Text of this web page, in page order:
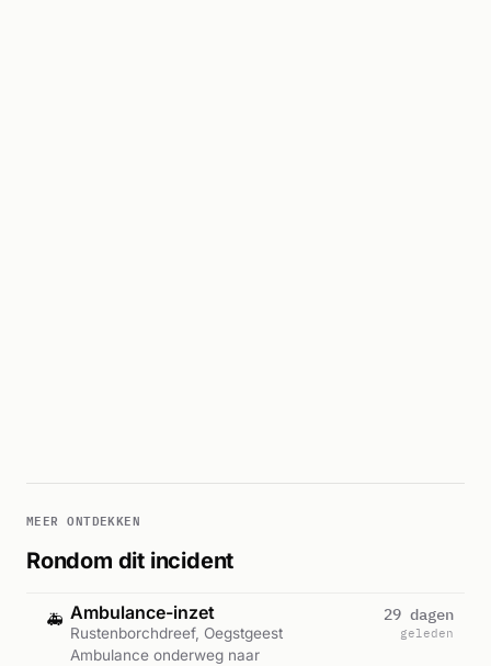
MEER ONTDEKKEN
Rondom dit incident
🚑 Ambulance-inzet
Rustenborchdreef, Oegstgeest
Ambulance onderweg naar
29 dagen
geleden